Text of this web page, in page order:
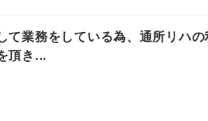
て業務をしている為、通所リハ
頂き...